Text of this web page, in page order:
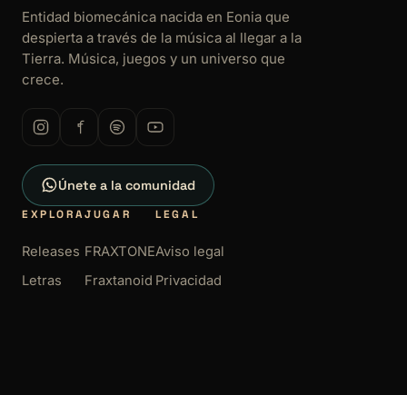
Entidad biomecánica nacida en Eonia que
despierta a través de la música al llegar a la
Tierra. Música, juegos y un universo que
crece.
Únete a la comunidad
EXPLORA
Releases
Letras
JUGAR
FRAXTONE
Fraxtanoid
LEGAL
Aviso legal
Privacidad